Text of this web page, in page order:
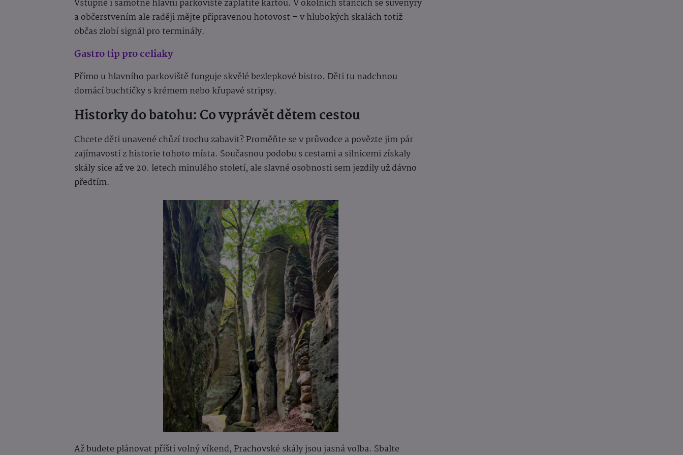
Vstupné i samotné hlavní parkoviště zaplatíte kartou. V okolních stáncích se suvenýry
a občerstvením ale raději mějte připravenou hotovost – v hlubokých skalách totiž
občas zlobí signál pro terminály.
Gastro tip pro celiaky
Přímo u hlavního parkoviště funguje skvělé bezlepkové bistro. Děti tu nadchnou
domácí buchtičky s krémem nebo křupavé stripsy.
Historky do batohu: Co vyprávět dětem cestou
Chcete děti unavené chůzí trochu zabavit? Proměňte se v průvodce a povězte jim pár
zajímavostí z historie tohoto místa. Současnou podobu s cestami a silnicemi získaly
skály sice až ve 20. letech minulého století, ale slavné osobnosti sem jezdily už dávno
předtím.
Až budete plánovat příští volný víkend, Prachovské skály jsou jasná volba. Sbalte